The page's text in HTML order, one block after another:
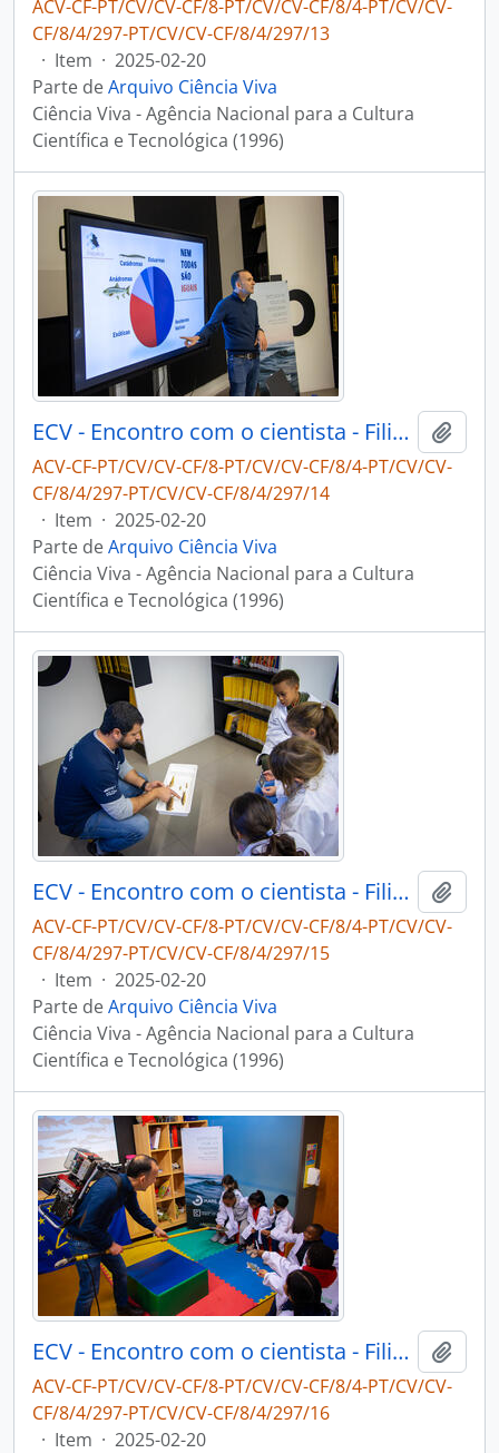
ACV-CF-PT/CV/CV-CF/8-PT/CV/CV-CF/8/4-PT/CV/CV-
CF/8/4/297-PT/CV/CV-CF/8/4/297/13
· Item · 2025-02-20
Parte deArquivo Ciência Viva
Ciência Viva - Agência Nacional para a Cultura
Científica e Tecnológica (1996)
ECV - Encontro com o cientista - Filipe Ribeiro e Diogo Ribeiro
ACV-CF-PT/CV/CV-CF/8-PT/CV/CV-CF/8/4-PT/CV/CV-
CF/8/4/297-PT/CV/CV-CF/8/4/297/14
· Item · 2025-02-20
Parte deArquivo Ciência Viva
Ciência Viva - Agência Nacional para a Cultura
Científica e Tecnológica (1996)
ECV - Encontro com o cientista - Filipe Ribeiro e Diogo Ribeiro
ACV-CF-PT/CV/CV-CF/8-PT/CV/CV-CF/8/4-PT/CV/CV-
CF/8/4/297-PT/CV/CV-CF/8/4/297/15
· Item · 2025-02-20
Parte deArquivo Ciência Viva
Ciência Viva - Agência Nacional para a Cultura
Científica e Tecnológica (1996)
ECV - Encontro com o cientista - Filipe Ribeiro e Diogo Ribeiro
ACV-CF-PT/CV/CV-CF/8-PT/CV/CV-CF/8/4-PT/CV/CV-
CF/8/4/297-PT/CV/CV-CF/8/4/297/16
· Item · 2025-02-20